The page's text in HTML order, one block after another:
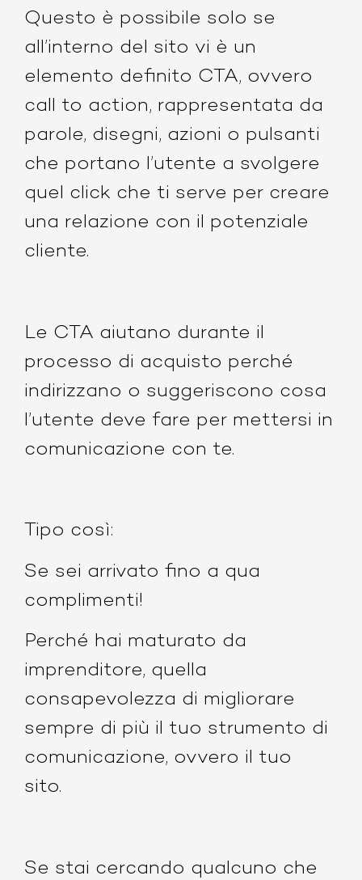
Questo è possibile solo se
all’interno del sito vi è un
elemento definito CTA, ovvero
call to action, rappresentata da
parole, disegni, azioni o pulsanti
che portano l’utente a svolgere
quel click che ti serve per creare
una relazione con il potenziale
cliente.
Le CTA aiutano durante il
processo di acquisto perché
indirizzano o suggeriscono cosa
l’utente deve fare per mettersi in
comunicazione con te.
Tipo così:
Se sei arrivato fino a qua
complimenti!
Perché hai maturato da
imprenditore, quella
consapevolezza di migliorare
sempre di più il tuo strumento di
comunicazione, ovvero il tuo
sito.
Se stai cercando qualcuno che